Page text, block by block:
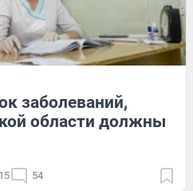
заболеваний,
области должны
54